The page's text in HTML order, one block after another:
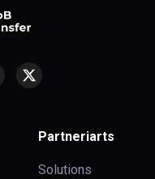
Partneriarts
Solutions